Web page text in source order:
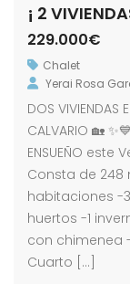
229.000€
Chalet
Yerai Rosa
DOS VIVIENDAS
CALVARIO 🏡
ENSUEÑO este
Consta de 248
habitaciones -
huertos -1
con chimenea
Cuarto […]